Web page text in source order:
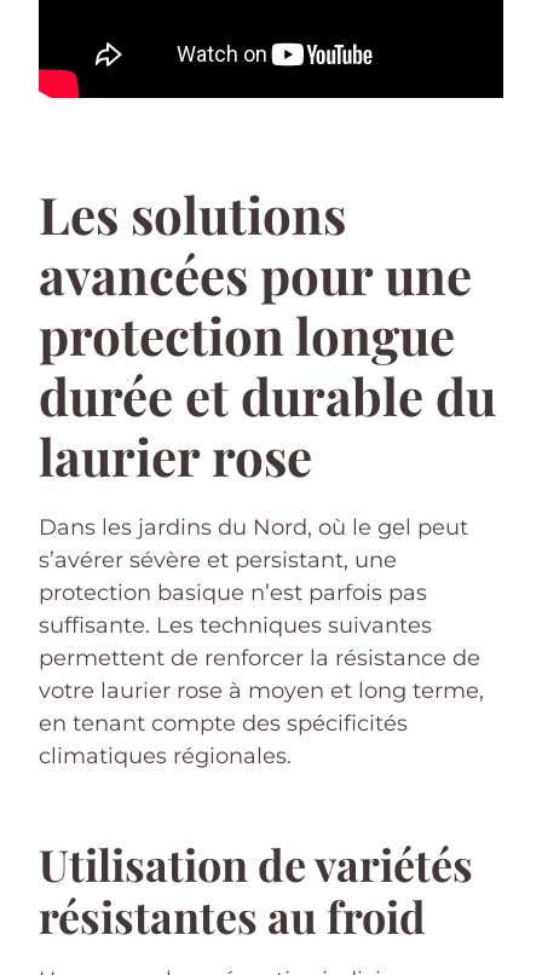
Les solutions
avancées pour une
protection longue
durée et durable du
laurier rose
Dans les jardins du Nord, où le gel peut
s’avérer sévère et persistant, une
protection basique n’est parfois pas
suffisante. Les techniques suivantes
permettent de renforcer la résistance de
votre laurier rose à moyen et long terme,
en tenant compte des spécificités
climatiques régionales.
Utilisation de variétés
résistantes au froid